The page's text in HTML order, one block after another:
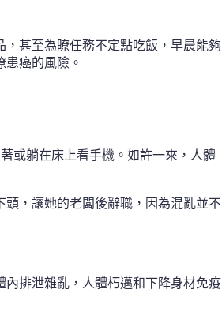
甚至為瞭任務不定點吃飯，早晨能夠
癌的風險。
或躺在床上看手機。如許一來，人體
，讓她的老闆後辭職，因為混亂並不
內排泄雜亂，人體朽邁和下降身材免疫